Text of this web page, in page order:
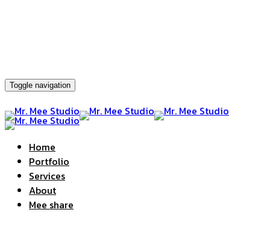
Toggle navigation
Home
Portfolio
Services
About
Mee share